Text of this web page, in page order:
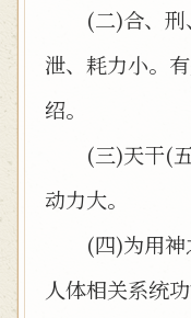
(二)合、刑、
泄、耗力小。
绍。
(三)天干(五
动力大。
(四)为用神之
人体相关系统